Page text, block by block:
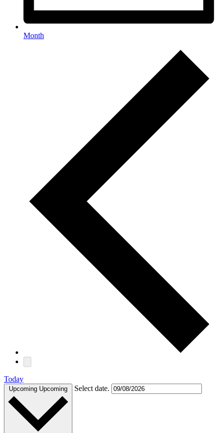
Month
Today
Upcoming Upcoming Select date.